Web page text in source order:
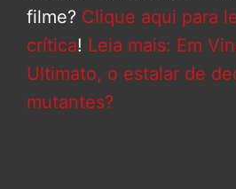
filme? Clique aqui para
crítica! Leia mais: Em
Ultimato, o estalar de
mutantes?